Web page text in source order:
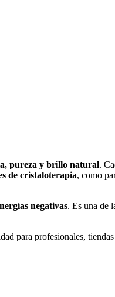
pureza y brillo natural.
de cristaloterapia, como
negativas. Es una de
para profesionales,